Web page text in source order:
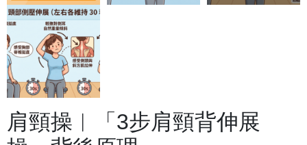
肩頸操︱「3步肩頸背伸展